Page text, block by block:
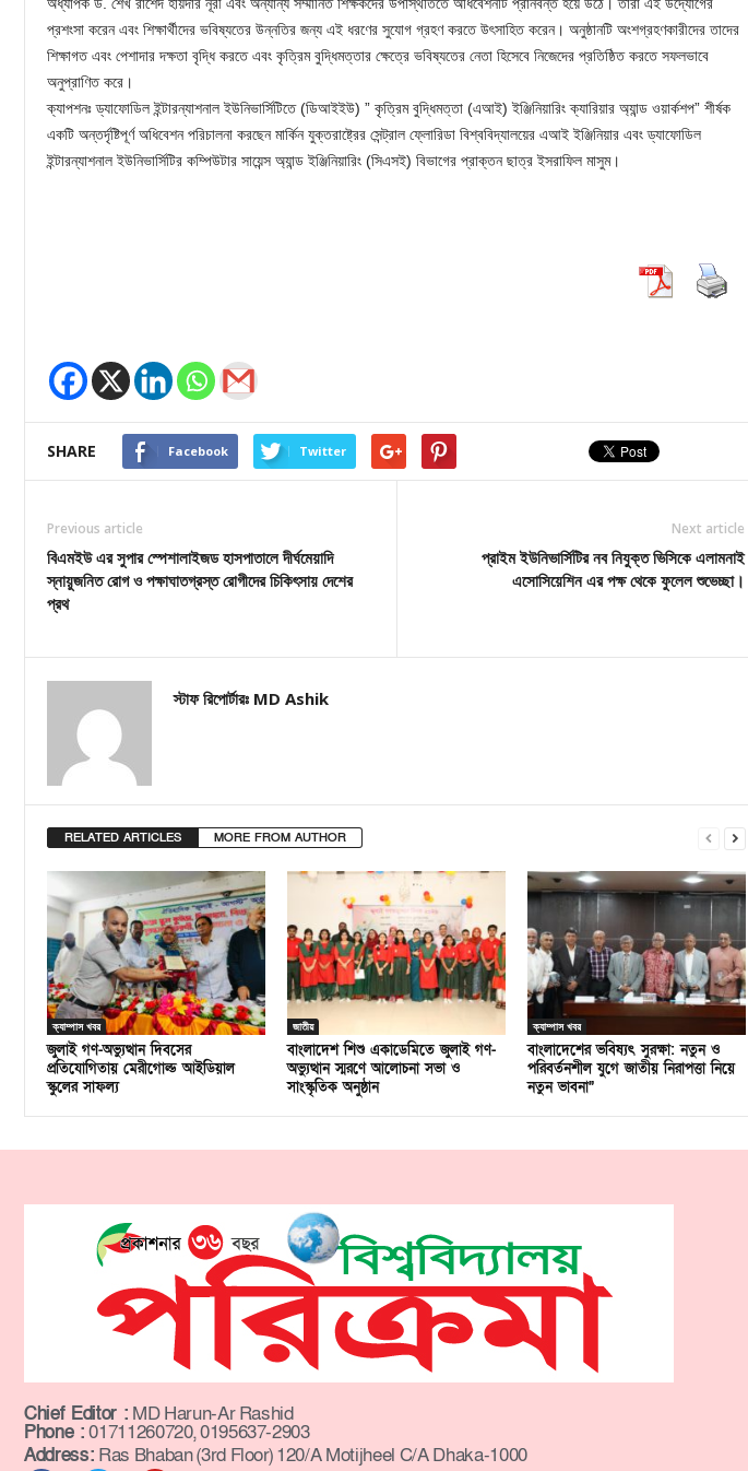
প্রশংসা করেন এবং শিক্ষার্থীদের ভবিষ্যতের উন্নতির জন্য এই ধরণের সুযোগ গ্রহণ করতে উৎসাহিত করেন। অনুষ্ঠানটি অংশগ্রহণকারীদের তাদের
শিক্ষাগত এবং পেশাদার দক্ষতা বৃদ্ধি করতে এবং কৃত্রিম বুদ্ধিমত্তার ক্ষেত্রে ভবিষ্যতের নেতা হিসেবে নিজেদের প্রতিষ্ঠিত করতে সফলভাবে
অনুপ্রাণিত করে।
ক্যাপশনঃ ড্যাফোডিল ইন্টারন্যাশনাল ইউনিভার্সিটিতে (ডিআইইউ) ” কৃত্রিম বুদ্ধিমত্তা (এআই) ইঞ্জিনিয়ারিং ক্যারিয়ার অ্যান্ড ওয়ার্কশপ” শীর্ষক
একটি অন্তর্দৃষ্টিপূর্ণ অধিবেশন পরিচালনা করছেন মার্কিন যুক্তরাষ্ট্রের সেন্ট্রাল ফ্লোরিডা বিশ্ববিদ্যালয়ের এআই ইঞ্জিনিয়ার এবং ড্যাফোডিল
ইন্টারন্যাশনাল ইউনিভার্সিটির কম্পিউটার সায়েন্স অ্যান্ড ইঞ্জিনিয়ারিং (সিএসই) বিভাগের প্রাক্তন ছাত্র ইসরাফিল মাসুম।
SHARE Facebook Twitter
Previous article
বিএমইউ এর সুপার স্পেশালাইজড হাসপাতালে দীর্ঘমেয়াদি
স্নায়ুজনিত রোগ ও পক্ষাঘাতগ্রস্ত রোগীদের চিকিৎসায় দেশের
প্রথ
Next article
প্রাইম ইউনিভার্সিটির নব নিযুক্ত ভিসিকে এলামনাই
এসোসিয়েশিন এর পক্ষ থেকে ফুলেল শুভেচ্ছা।
স্টাফ রিপোর্টারঃ MD Ashik
RELATED ARTICLES MORE FROM AUTHOR
ক্যাম্পাস খবর
জুলাই গণ-অভ্যুত্থান দিবসের
প্রতিযোগিতায় মেরীগোল্ড আইডিয়াল
স্কুলের সাফল্য
জাতীয়
বাংলাদেশ শিশু একাডেমিতে জুলাই গণ-
অভ্যুত্থান স্মরণে আলোচনা সভা ও
সাংস্কৃতিক অনুষ্ঠান
ক্যাম্পাস খবর
বাংলাদেশের ভবিষ্যৎ সুরক্ষা: নতুন ও
পরিবর্তনশীল যুগে জাতীয় নিরাপত্তা নিয়ে
নতুন ভাবনা”
Chief Editor : MD Harun-Ar Rashid
Phone :01711260720, 0195637-2903
Address: Ras Bhaban (3rd Floor) 120/A Motijheel C/A Dhaka-1000